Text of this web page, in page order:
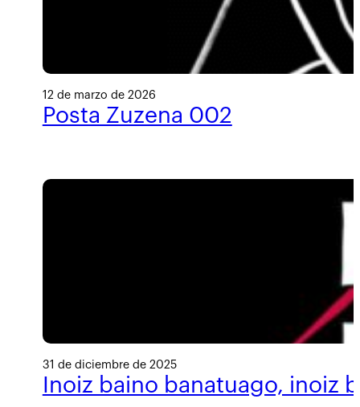
12 de marzo de 2026
Posta Zuzena 002
31 de diciembre de 2025
Inoiz baino banatuago, inoiz